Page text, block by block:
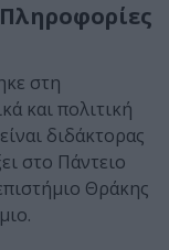
στη
και πολιτική
διδάκτορας
στο Πάντειο
Θράκης